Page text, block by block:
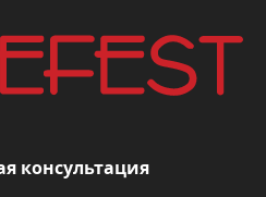
конфорки
(3 кВт, 1 кВт,
сложности.
консультация